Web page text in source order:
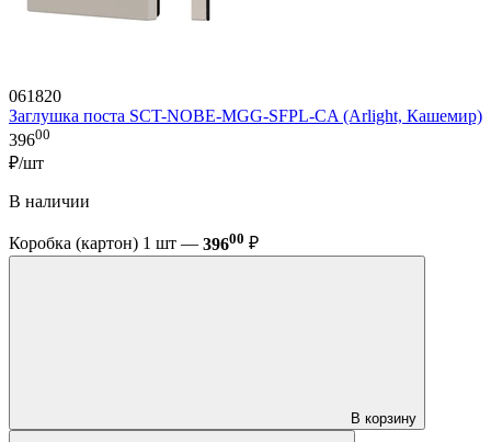
061820
Заглушка поста SCT-NOBE-MGG-SFPL-CA (Arlight, Кашемир)
39600
₽/шт
В наличии
Коробка (картон) 1 шт — 39600 ₽
В корзину